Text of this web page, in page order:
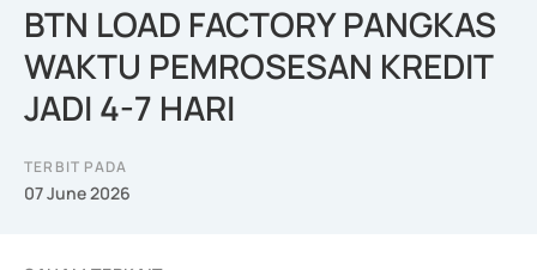
BTN LOAD FACTORY PANGKAS
WAKTU PEMROSESAN KREDIT
JADI 4-7 HARI
TERBIT PADA
07 June 2026